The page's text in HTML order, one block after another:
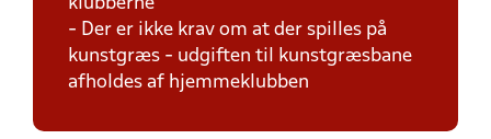
klubberne
- Der er ikke krav om at der spilles på
kunstgræs - udgiften til kunstgræsbane
afholdes af hjemmeklubben